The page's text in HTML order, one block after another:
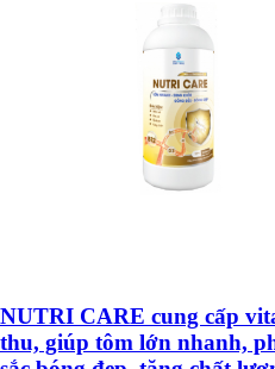
NUTRI CARE cung cấp
thu, giúp tôm lớn nhanh,